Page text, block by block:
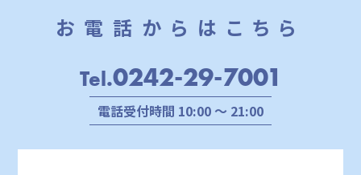
お電話からはこちら
Tel.0242-29-7001
電話受付時間 10:00 ～ 21:00